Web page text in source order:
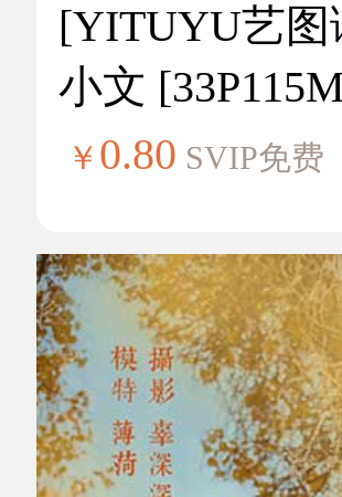
[YITUYU艺
小文
￥ 0.80 SVIP免费